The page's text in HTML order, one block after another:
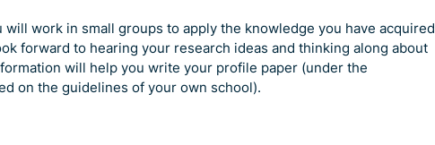
work in small groups to apply the knowledge you have acquired
forward to hearing your research ideas and thinking along about
will help you write your profile paper (under the
on the guidelines of your own school).